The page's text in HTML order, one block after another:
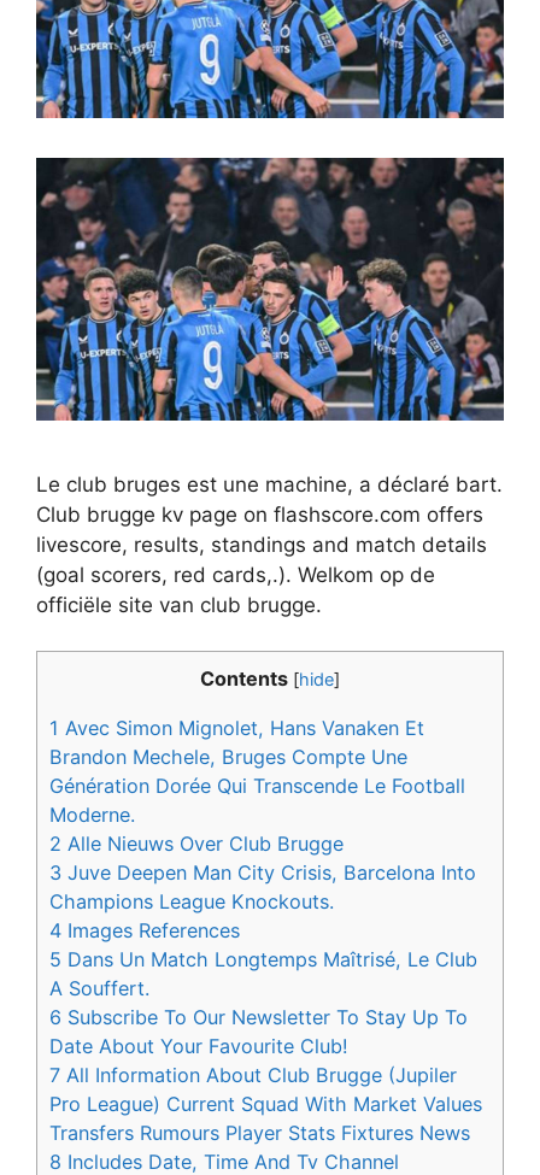
Le club bruges est une machine, a déclaré bart.
Club brugge kv page on flashscore.com offers
livescore, results, standings and match details
(goal scorers, red cards,.). Welkom op de
officiële site van club brugge.
Contents [hide]
1 Avec Simon Mignolet, Hans Vanaken Et
Brandon Mechele, Bruges Compte Une
Génération Dorée Qui Transcende Le Football
Moderne.
2 Alle Nieuws Over Club Brugge
3 Juve Deepen Man City Crisis, Barcelona Into
Champions League Knockouts.
4 Images References
5 Dans Un Match Longtemps Maîtrisé, Le Club
A Souffert.
6 Subscribe To Our Newsletter To Stay Up To
Date About Your Favourite Club!
7 All Information About Club Brugge (Jupiler
Pro League) Current Squad With Market Values
Transfers Rumours Player Stats Fixtures News
8 Includes Date, Time And Tv Channel